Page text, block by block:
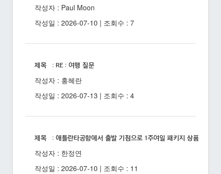
작성자 : Paul Moon
작성일 : 2026-07-10 | 조회수 : 7
제목 : RE : 여행 질문
작성자 : 홍혜란
작성일 : 2026-07-13 | 조회수 : 4
제목 : 애틀란타공항에서 출발 기점으로 1주여일 패키지 상품 있을까
작성자 : 한정연
작성일 : 2026-07-10 | 조회수 : 11